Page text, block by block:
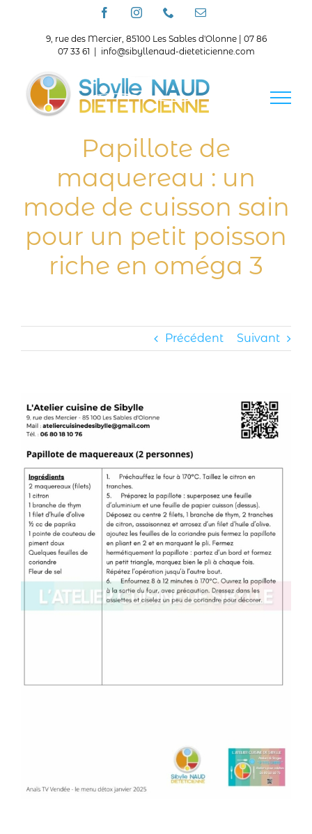
FacebookInstagramTéléphoneEmail
9, rue des Mercier, 85100 Les Sables d'Olonne | 07 86
07 33 61
info@sibyllenaud-dieteticienne.com
Papillote de
maquereau : un
mode de cuisson sain
pour un petit poisson
riche en oméga 3
Précédent Suivant